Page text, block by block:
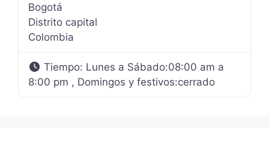
Bogotá
Distrito capital
Colombia
Tiempo: Lunes a Sábado:08:00 am a
8:00 pm , Domingos y festivos:cerrado